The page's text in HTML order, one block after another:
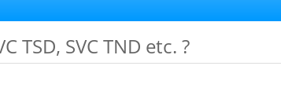
TSD, SVC TND etc. ?